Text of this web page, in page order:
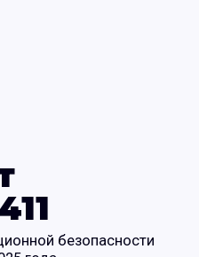
безопасности
года